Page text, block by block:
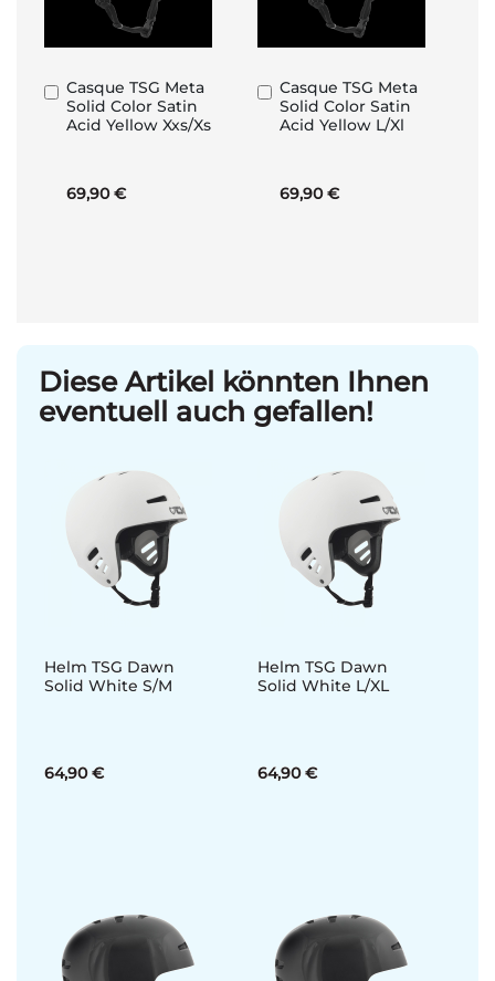
Casque TSG Meta
Solid Color Satin
Acid Yellow Xxs/Xs
69,90 €
In
den
Warenkorb
Casque TSG Meta
Solid Color Satin
Acid Yellow L/Xl
69,90 €
In
den
Warenkorb
Diese Artikel könnten Ihnen
eventuell auch gefallen!
Helm TSG Dawn
Solid White S/M
64,90 €
Helm TSG Dawn
Solid White L/XL
64,90 €